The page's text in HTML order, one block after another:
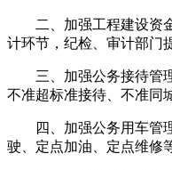
二、加强工程建设资
计环节，纪检、审计部门
三、加强公务接待管
不准超标准接待、不准同
四、加强公务用车管
驶、定点加油、定点维修